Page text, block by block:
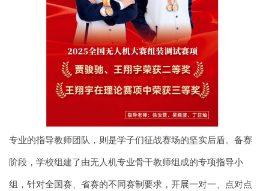
专业的指导教师团队，则是学子们征战赛场的坚实后盾。备赛
阶段，学校组建了由无人机专业骨干教师组成的专项指导小
组，针对全国赛、省赛的不同赛制要求，开展一对一、点对点